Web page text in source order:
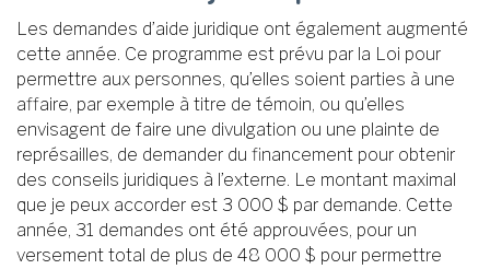
Les demandes d’aide juridique ont également augmenté
cette année. Ce programme est prévu par la Loi pour
permettre aux personnes, qu’elles soient parties à une
affaire, par exemple à titre de témoin, ou qu’elles
envisagent de faire une divulgation ou une plainte de
représailles, de demander du financement pour obtenir
des conseils juridiques à l’externe. Le montant maximal
que je peux accorder est 3 000 $ par demande. Cette
année, 31 demandes ont été approuvées, pour un
versement total de plus de 48 000 $ pour permettre